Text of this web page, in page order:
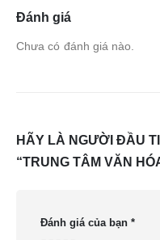
Đánh giá
Chưa có đánh giá nào.
HÃY LÀ NGƯỜI ĐẦU
“TRUNG TÂM VĂN
Đánh giá của bạn *